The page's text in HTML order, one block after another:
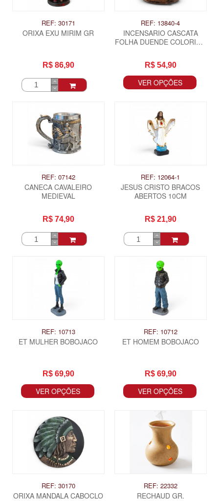
REF: 30171
ORIXA EXU MIRIM GR
R$ 86,90
REF: 13840-4
INCENSARIO CASCATA
FOLHA DUENDE COLORIDO
R$ 54,90
VER OPÇÕES
REF: 07142
CANECA CAVALEIRO
MEDIEVAL
R$ 74,90
REF: 12064-1
JESUS CRISTO BRACOS
ABERTOS 10CM
R$ 21,90
REF: 10713
ET MULHER BOBOJACO
R$ 69,90
VER OPÇÕES
REF: 10712
ET HOMEM BOBOJACO
R$ 69,90
VER OPÇÕES
REF: 30170
ORIXA MANDALA CABOCLO
REF: 22332
RECHAUD GR.